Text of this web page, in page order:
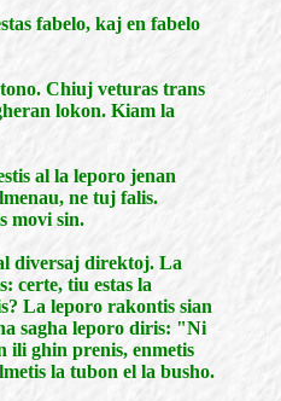
fabelo, kaj en fabelo
Chiuj veturas trans
lokon. Kiam la
al la leporo jenan
ne tuj falis.
movi sin.
diversaj direktoj. La
certe, tiu estas la
La leporo rakontis sian
sagha leporo diris: "Ni
ili ghin prenis, enmetis
la tubon el la busho.